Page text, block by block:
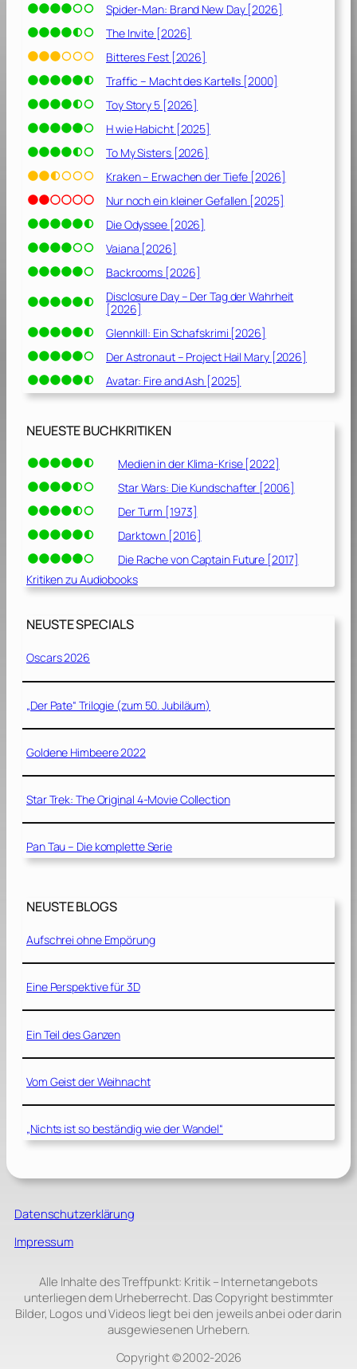
Spider-Man: Brand New Day [2026]
The Invite [2026]
Bitteres Fest [2026]
Traffic – Macht des Kartells [2000]
Toy Story 5 [2026]
H wie Habicht [2025]
To My Sisters [2026]
Kraken – Erwachen der Tiefe [2026]
Nur noch ein kleiner Gefallen [2025]
Die Odyssee [2026]
Vaiana [2026]
Backrooms [2026]
Disclosure Day – Der Tag der Wahrheit
[2026]
Glennkill: Ein Schafskrimi [2026]
Der Astronaut – Project Hail Mary [2026]
Avatar: Fire and Ash [2025]
NEUESTE BUCHKRITIKEN
Medien in der Klima-Krise [2022]
Star Wars: Die Kundschafter [2006]
Der Turm [1973]
Darktown [2016]
Die Rache von Captain Future [2017]
Kritiken zu Audiobooks
NEUSTE SPECIALS
Oscars 2026
„Der Pate“ Trilogie (zum 50. Jubiläum)
Goldene Himbeere 2022
Star Trek: The Original 4-Movie Collection
Pan Tau – Die komplette Serie
NEUSTE BLOGS
Aufschrei ohne Empörung
Eine Perspektive für 3D
Ein Teil des Ganzen
Vom Geist der Weihnacht
„Nichts ist so beständig wie der Wandel“
Datenschutzerklärung
Impressum
Alle Inhalte des Treffpunkt: Kritik – Internetangebots
unterliegen dem Urheberrecht. Das Copyright bestimmter
Bilder, Logos und Videos liegt bei den jeweils anbei oder darin
ausgewiesenen Urhebern.
Copyright © 2002‑2026